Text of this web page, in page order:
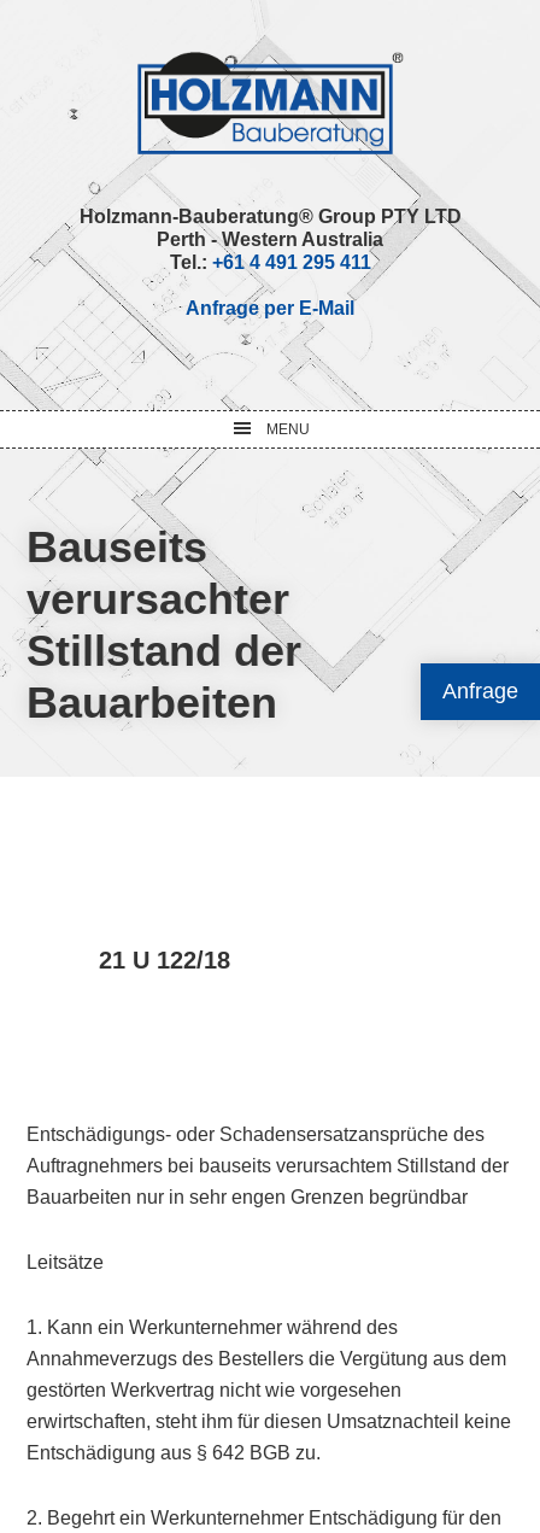
Anfrage
navigation
Holzmann-Bauberatung® Group PTY LTD
Perth - Western Australia
Tel.: +61 4 491 295 411
Anfrage per E-Mail
MENU
Bauseits
verursachter
Stillstand der
Bauarbeiten
21 U 122/18
Entschädigungs- oder Schadensersatzansprüche des
Auftragnehmers bei bauseits verursachtem Stillstand der
Bauarbeiten nur in sehr engen Grenzen begründbar
Leitsätze
1. Kann ein Werkunternehmer während des
Annahmeverzugs des Bestellers die Vergütung aus dem
gestörten Werkvertrag nicht wie vorgesehen
erwirtschaften, steht ihm für diesen Umsatznachteil keine
Entschädigung aus § 642 BGB zu.
2. Begehrt ein Werkunternehmer Entschädigung für den